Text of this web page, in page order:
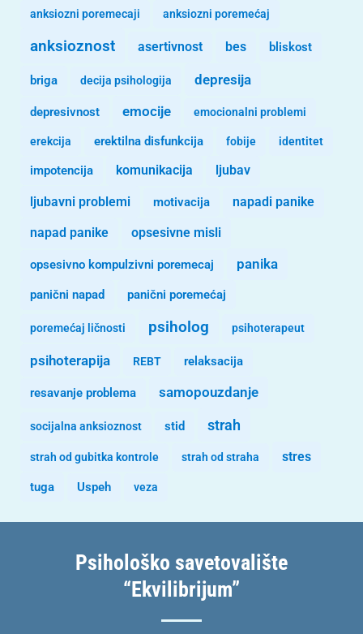
anksiozni poremecaji anksiozni poremećaj
anksioznost asertivnost bes bliskost
briga decija psihologija depresija
depresivnost emocije emocionalni problemi
erekcija erektilna disfunkcija fobije identitet
impotencija komunikacija ljubav
ljubavni problemi motivacija napadi panike
napad panike opsesivne misli
opsesivno kompulzivni poremecaj panika
panični napad panični poremećaj
poremećaj ličnosti psiholog psihoterapeut
psihoterapija REBT relaksacija
resavanje problema samopouzdanje
socijalna anksioznost stid strah
strah od gubitka kontrole strah od straha stres
tuga Uspeh veza
Psihološko savetovalište
“Ekvilibrijum”